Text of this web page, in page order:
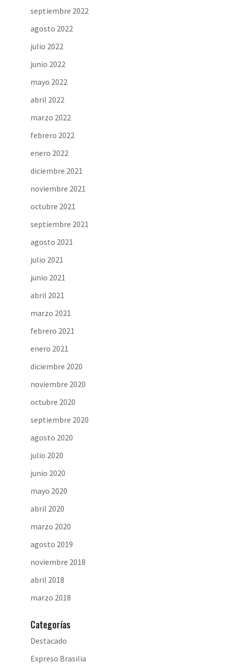
septiembre 2022
agosto 2022
julio 2022
junio 2022
mayo 2022
abril 2022
marzo 2022
febrero 2022
enero 2022
diciembre 2021
noviembre 2021
octubre 2021
septiembre 2021
agosto 2021
julio 2021
junio 2021
abril 2021
marzo 2021
febrero 2021
enero 2021
diciembre 2020
noviembre 2020
octubre 2020
septiembre 2020
agosto 2020
julio 2020
junio 2020
mayo 2020
abril 2020
marzo 2020
agosto 2019
noviembre 2018
abril 2018
marzo 2018
Categorías
Destacado
Expreso Brasilia